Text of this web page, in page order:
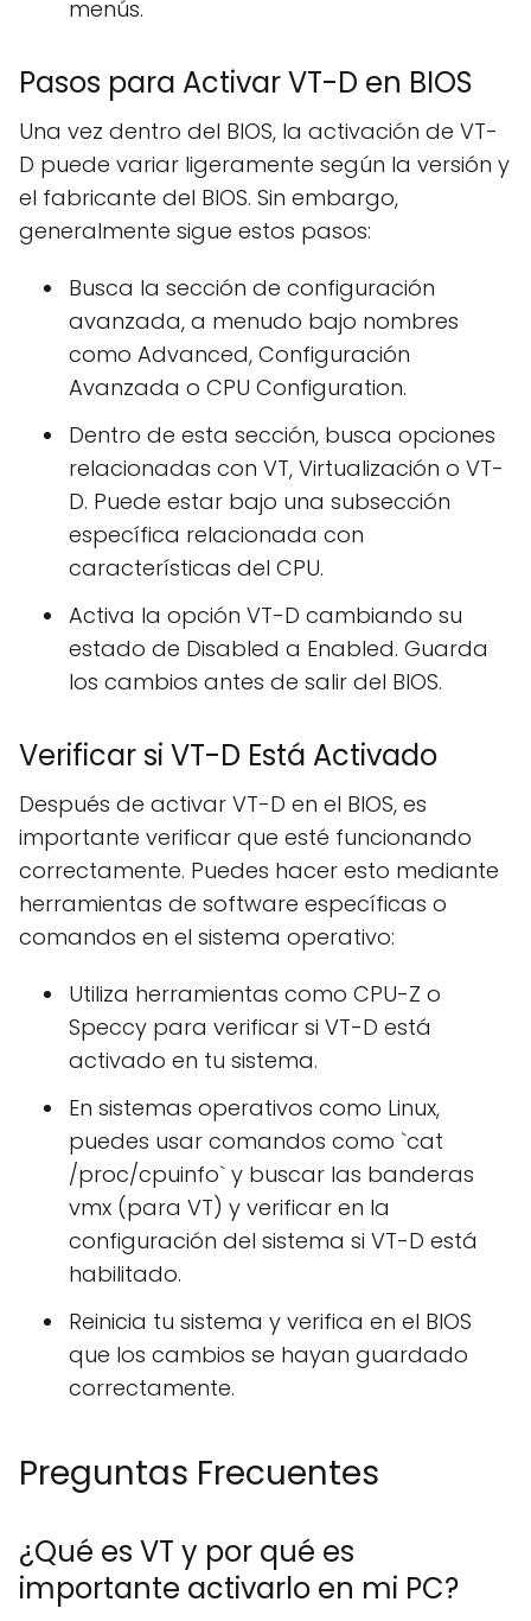
menús.
Pasos para Activar VT-D en BIOS
Una vez dentro del BIOS, la activación de VT-
D puede variar ligeramente según la versión y
el fabricante del BIOS. Sin embargo,
generalmente sigue estos pasos:
Busca la sección de configuración
avanzada, a menudo bajo nombres
como Advanced, Configuración
Avanzada o CPU Configuration.
Dentro de esta sección, busca opciones
relacionadas con VT, Virtualización o VT-
D. Puede estar bajo una subsección
específica relacionada con
características del CPU.
Activa la opción VT-D cambiando su
estado de Disabled a Enabled. Guarda
los cambios antes de salir del BIOS.
Verificar si VT-D Está Activado
Después de activar VT-D en el BIOS, es
importante verificar que esté funcionando
correctamente. Puedes hacer esto mediante
herramientas de software específicas o
comandos en el sistema operativo:
Utiliza herramientas como CPU-Z o
Speccy para verificar si VT-D está
activado en tu sistema.
En sistemas operativos como Linux,
puedes usar comandos como `cat
/proc/cpuinfo` y buscar las banderas
vmx (para VT) y verificar en la
configuración del sistema si VT-D está
habilitado.
Reinicia tu sistema y verifica en el BIOS
que los cambios se hayan guardado
correctamente.
Preguntas Frecuentes
¿Qué es VT y por qué es
importante activarlo en mi PC?